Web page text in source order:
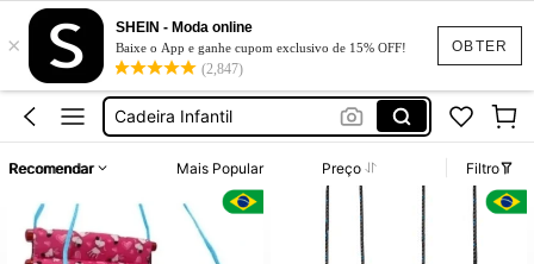
OBTER
×
SHEIN - Moda online
Baixe o App e ganhe cupom exclusivo de 15% OFF!
(2,847)
Cadeira Para Penteadeira
Cadeira De Balanço
Cadeira Infantil
Puff
Cadeira Para Penteadeira
Cadeira De Balanço
Recomendar Mais Popular Preço Filtro